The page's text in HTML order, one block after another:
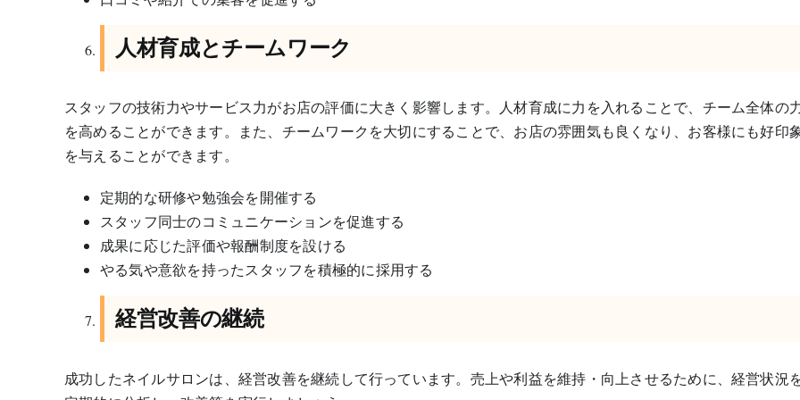
人材育成とチームワーク
スタッフの技術力やサービス力がお店の評価に大きく影響します。人材育成に力を入れることで、チーム全体の
を高めることができます。また、チームワークを大切にすることで、お店の雰囲気も良くなり、お客様にも好印
を与えることができます。
定期的な研修や勉強会を開催する
スタッフ同士のコミュニケーションを促進する
成果に応じた評価や報酬制度を設ける
やる気や意欲を持ったスタッフを積極的に採用する
経営改善の継続
成功したネイルサロンは、経営改善を継続して行っています。売上や利益を維持・向上させるために、経営状況